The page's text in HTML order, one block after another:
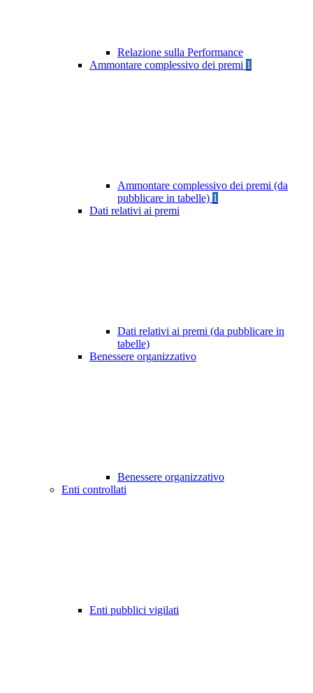
Relazione sulla Performance
Ammontare complessivo dei premi 1
Ammontare complessivo dei premi (da
pubblicare in tabelle) 1
Dati relativi ai premi
Dati relativi ai premi (da pubblicare in
tabelle)
Benessere organizzativo
Benessere organizzativo
Enti controllati
Enti pubblici vigilati